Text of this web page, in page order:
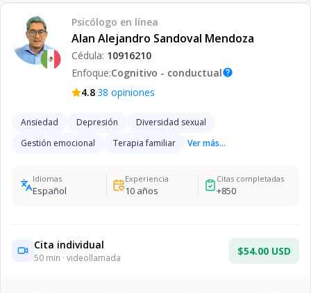
Psicólogo en línea
Alan Alejandro Sandoval Mendoza
Cédula: 10916210
Enfoque:Cognitivo - conductualhelp
4.8·38 opiniones
Ansiedad Depresión
Diversidad sexual
Gestión emocional
Terapia familiar Ver más...
Idiomas
Español
Experiencia
10años
Citas completadas
+850
Cita individual
50 min · videollamada
$54.00 USD